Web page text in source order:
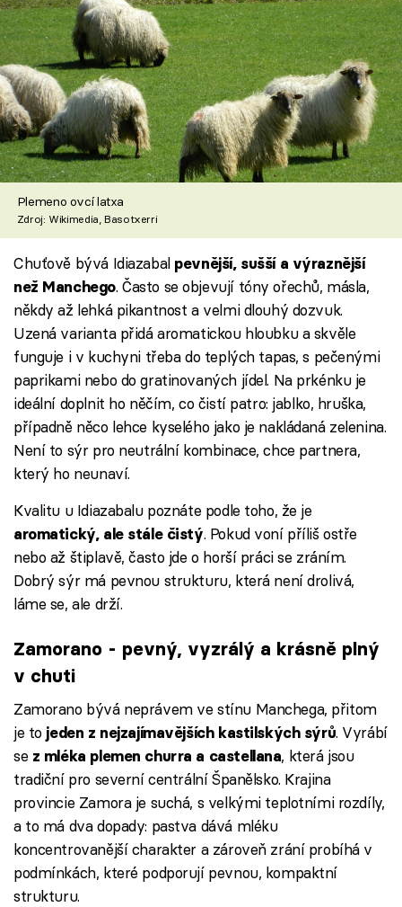
Plemeno ovcí latxa
Zdroj: Wikimedia, Basotxerri
Chuťově bývá Idiazabal pevnější, sušší a výraznější
než Manchego. Často se objevují tóny ořechů, másla,
někdy až lehká pikantnost a velmi dlouhý dozvuk.
Uzená varianta přidá aromatickou hloubku a skvěle
funguje i v kuchyni třeba do teplých tapas, s pečenými
paprikami nebo do gratinovaných jídel. Na prkénku je
ideální doplnit ho něčím, co čistí patro: jablko, hruška,
případně něco lehce kyselého jako je nakládaná zelenina.
Není to sýr pro neutrální kombinace, chce partnera,
který ho neunaví.
Kvalitu u Idiazabalu poznáte podle toho, že je
aromatický, ale stále čistý. Pokud voní příliš ostře
nebo až štiplavě, často jde o horší práci se zráním.
Dobrý sýr má pevnou strukturu, která není drolivá,
láme se, ale drží.
Zamorano - pevný, vyzrálý a krásně plný
v chuti
Zamorano bývá neprávem ve stínu Manchega, přitom
je to jeden z nejzajímavějších kastilských sýrů. Vyrábí
se z mléka plemen churra a castellana, která jsou
tradiční pro severní centrální Španělsko. Krajina
provincie Zamora je suchá, s velkými teplotními rozdíly,
a to má dva dopady: pastva dává mléku
koncentrovanější charakter a zároveň zrání probíhá v
podmínkách, které podporují pevnou, kompaktní
strukturu.